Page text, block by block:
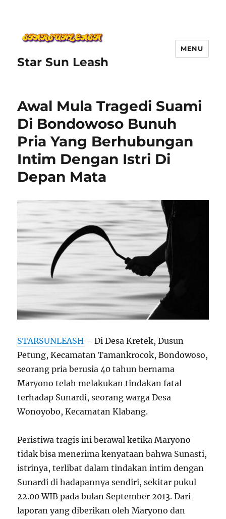
Star Sun Leash
MENU
Awal Mula Tragedi Suami
Di Bondowoso Bunuh
Pria Yang Berhubungan
Intim Dengan Istri Di
Depan Mata
STARSUNLEASH – Di Desa Kretek, Dusun
Petung, Kecamatan Tamankrocok, Bondowoso,
seorang pria berusia 40 tahun bernama
Maryono telah melakukan tindakan fatal
terhadap Sunardi, seorang warga Desa
Wonoyobo, Kecamatan Klabang.
Peristiwa tragis ini berawal ketika Maryono
tidak bisa menerima kenyataan bahwa Sunasti,
istrinya, terlibat dalam tindakan intim dengan
Sunardi di hadapannya sendiri, sekitar pukul
22.00 WIB pada bulan September 2013. Dari
laporan yang diberikan oleh Maryono dan